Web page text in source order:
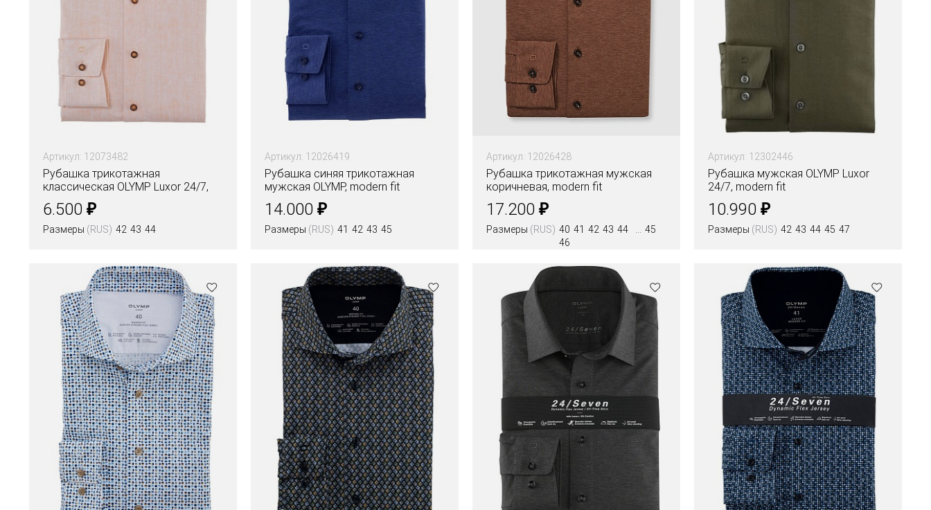
Артикул: 12073482
Рубашка трикотажная
классическая OLYMP Luxor 24/7,
modern fit
6.500 ₽
Размеры (RUS) 42 43 44
Артикул: 12026419
Рубашка синяя трикотажная
мужская OLYMP, modern fit
14.000 ₽
Размеры (RUS) 41 42 43 45
Артикул: 12026428
Рубашка трикотажная мужская
коричневая, modern fit
17.200 ₽
Размеры (RUS) 40 41 42 43 44
45
46
Артикул: 12302446
Рубашка мужская OLYMP Luxor
24/7, modern fit
10.990 ₽
Размеры (RUS) 42 43 44 45 47